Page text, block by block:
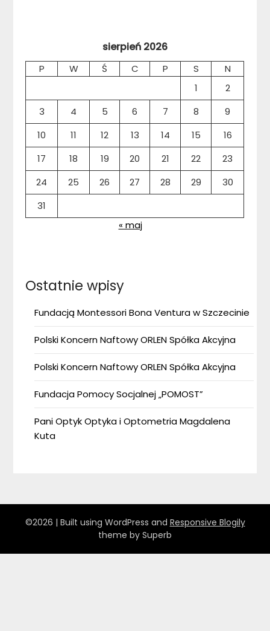
sierpień 2026
P W Ś C P S
N
1
2
3
4 5 6 7 8
9
10
11 12 13 14 15
16
17
18 19 20 21 22
23
24
25 26 27 28 29
30
31
« maj
Ostatnie wpisy
Fundacją Montessori Bona Ventura w Szczecinie
Polski Koncern Naftowy ORLEN Spółka Akcyjna
Polski Koncern Naftowy ORLEN Spółka Akcyjna
Fundacja Pomocy Socjalnej „POMOST”
Pani Optyk Optyka i Optometria Magdalena
Kuta
©2026 | Built using WordPress and Responsive Blogily
theme by Superb